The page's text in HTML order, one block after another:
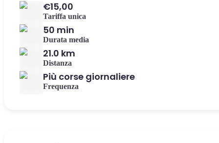
€15,00
Tariffa unica
50 min
Durata media
21.0 km
Distanza
Più corse giornaliere
Frequenza